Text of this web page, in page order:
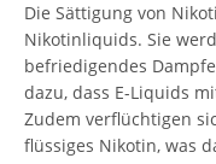
Die Sättigung von
Nikotinliquids. Sie
befriedigendes
dazu, dass E-Liquids
Zudem verflüchtigen
flüssiges Nikotin, was